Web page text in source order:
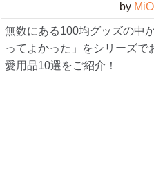
by MiO
無数にある100均グッズの中
ってよかった」をシリーズ
愛用品10選をご紹介！